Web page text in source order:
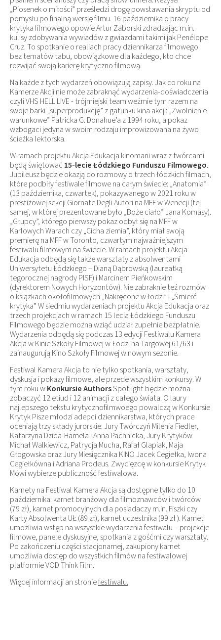
„Piosenek o miłości” prześledzi drogę powstawania skryptu od
pomysłu po finalną wersję filmu. 16 października o pracy
krytyka filmowego opowie Artur Zaborski zdradzając m.in.
kulisy zdobywania wywiadów z gwiazdami takimi jak Penélope
Cruz. To spotkanie o realiach pracy dziennikarza filmowego
bez tematów tabu, obowiązkowe dla każdego, kto chce
rozwijać swoją karierę krytyczno filmową.
Na każde z tych wydarzeń obowiązują zapisy. Jak co roku na
Kamerze Akcji nie może zabraknąć wydarzenia-doświadczenia
czyli VHS HELL LIVE - trójmiejski team weźmie tym razem na
swoje barki „superprodukcję” z gatunku kina akcji: „Zwolnienie
warunkowe” Patricka G. Donahue’a z 1994 roku, a pokaz
wzbogaci jedyna w swoim rodzaju improwizowana na żywo
ścieżka lektorska.
W ramach projektu Akcja Edukacja kinomani wraz z twórcami
będą świętować 15-lecie Łódzkiego Funduszu Filmowego.
Jubileusz będzie okazją do rozmowy o trzech łódzkich filmach,
które podbiły festiwale filmowe na całym świecie: „Anatomia”
(13 października, czwartek), pokazywanego w 2021 roku w
prestiżowej sekcji Giornate Degli Autori na MFF w Wenecji (tej
samej, w której prezentowane było „Boże ciało” Jana Komasy).
„Głupcy”, którego pierwszy pokaz odbył się na MFF w
Karlowych Warach czy „Cicha ziemia”, który miał swoją
premierę na MFF w Toronto, czwartym najważniejszym
festiwalu filmowym na świecie. W ramach projektu Akcja
Edukacja odbędą się także warsztaty z absolwentami
Uniwersytetu Łódzkiego – Dianą Dąbrowską (laureatką
tegorocznej nagrody PISF) i Marcinem Pieńkowskim
(dyrektorem Nowych Horyzontów). Nie zabraknie też rozmów
o książkach okołofilmowych „Nakręcone w łodzi” i „Śmierć
krytyka” W siedmiu wydarzeniach projektu Akcja Edukacja oraz
trzech projekcjach w ramach 15 lecia Łódzkiego Funduszu
Filmowego będzie można wziąć udział zupełnie bezpłatnie.
Wydarzenia odbędą się podczas 13 edycji Festiwalu Kamera
Akcja w Kinie Szkoły Filmowej w Łodzi na Targowej 61/63 i
zainaugurują Kino Szkoły Filmowej w nowym sezonie.
Festiwal Kamera Akcja to nie tylko spotkania, warsztaty,
dyskusja i pokazy filmowe, ale przede wszystkim konkursy. W
tym roku wKonkursie AuthorsSpotlight będzie można
zobaczyć 12 etiud i 12 animacji z całego świata. O laury
najlepszego tekstu krytycznofilmwoego powalczą w Konkursie
Krytyk Pisze młodzi adepci dziennikarstwa, których prace
oceniają trzy składy jurorskie: Jury Twórczyń Milenia Fiedler,
Katarzyna Dzida-Hamela i Anna Pachnicka, Jury Krytyków
Michał Walkiewicz, Patrycja Mucha, Rafał Glapiak, Maja
Głogowska oraz Jury Miesięcznika KINO Jacek Cegiełka, Iwona
Cegiełkówna i Adriana Prodeus. Zwycięzcę w konkursie Krytyk
Mówi wybierze publiczność festiwalowa.
Karnety na Festiwal Kamera Akcja są dostępne tylko do 10
października: karnet branżowy dla filmoznawców i twórców
(79 zł), karnet promocyjnych dla posiadaczy m.in. Fiszki czy
Karty Absolwenta UŁ (89 zł), karnet uczestnika (99 zł ). Karnet
umożliwia wstęp na wszystkie wydarzenia festiwalu – projekcje
filmowe, panele dyskusyjne, spotkania z gośćmi czy warsztaty.
Po zakończeniu części stacjonarnej, zakupiony karnet
umożliwia dostęp do wszystkich filmów na festiwalowej
platformie VOD Think Film.
Więcej informacji an stroniefestiwalu.